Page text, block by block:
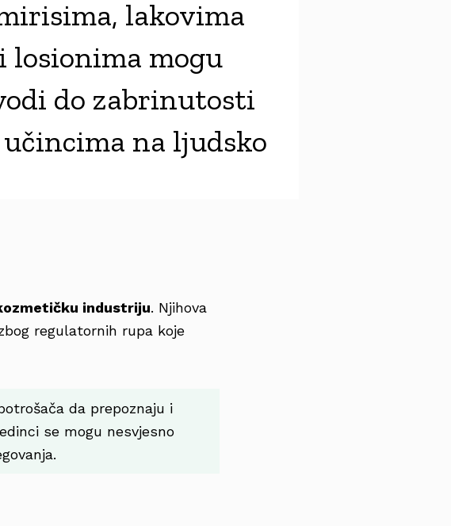
lakovima
losionima mogu
do zabrinutosti
na ljudsko
industriju. Njihova
regulatornih rupa koje
da prepoznaju i
se mogu nesvjesno